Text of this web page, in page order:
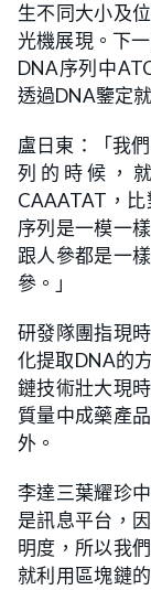
生不同大小及
光機展現。下
DNA序列中
透過DNA鑒定
盧日東：「我
列的時候，
CAAATAT，
序列是一模一
跟人參都是一
參。」
研發隊團指現
化提取DNA的
鏈技術壯大現
質量中成藥產
外。
李達三葉耀珍
是訊息平台，
明度，所以我
就利用區塊鏈